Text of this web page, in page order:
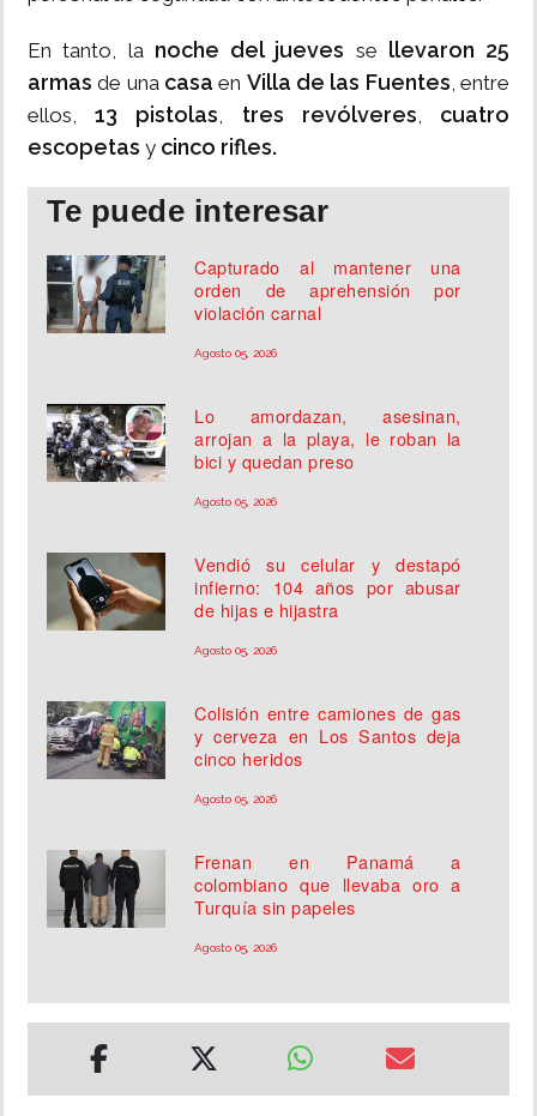
En tanto, la noche del jueves se llevaron 25
armasde una casaen Villa de las Fuentes, entre
ellos,13 pistolas, tres revólveres, cuatro
escopetas y cinco rifles.
Te puede interesar
Capturado al mantener una
orden de aprehensión por
violación carnal
Agosto 05, 2026
Lo amordazan, asesinan,
arrojan a la playa, le roban la
bici y quedan preso
Agosto 05, 2026
Vendió su celular y destapó
infierno: 104 años por abusar
de hijas e hijastra
Agosto 05, 2026
Colisión entre camiones de gas
y cerveza en Los Santos deja
cinco heridos
Agosto 05, 2026
Frenan en Panamá a
colombiano que llevaba oro a
Turquía sin papeles
Agosto 05, 2026